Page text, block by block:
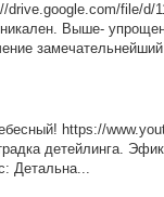
file/d/
Выше-
https://
детейлинга.
Детальна...